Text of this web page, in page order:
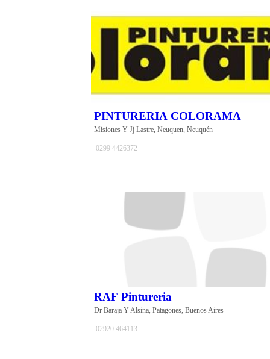
PINTURERIA COLORAMA
Misiones Y Jj Lastre, Neuquen, Neuquén
0299 4426372
RAF Pintureria
Dr Baraja Y Alsina, Patagones, Buenos Aires
02920 464113